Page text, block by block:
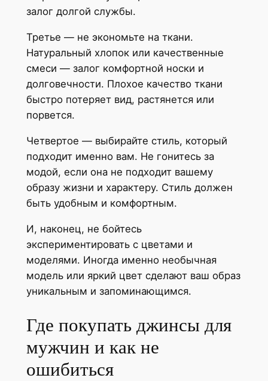
залог долгой службы.
Третье — не экономьте на ткани.
Натуральный хлопок или качественные
смеси — залог комфортной носки и
долговечности. Плохое качество ткани
быстро потеряет вид, растянется или
порвется.
Четвертое — выбирайте стиль, который
подходит именно вам. Не гонитесь за
модой, если она не подходит вашему
образу жизни и характеру. Стиль должен
быть удобным и комфортным.
И, наконец, не бойтесь
экспериментировать с цветами и
моделями. Иногда именно необычная
модель или яркий цвет сделают ваш образ
уникальным и запоминающимся.
Где покупать джинсы для
мужчин и как не
ошибиться